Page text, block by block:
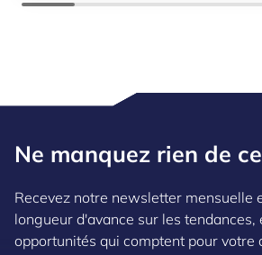
Ne manquez rien de
Recevez notre newsletter mensuelle
longueur d'avance sur les tendances,
opportunités qui comptent pour votre